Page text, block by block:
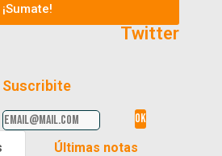
¡Sumate!
Twitter
Suscribite
Últimas notas